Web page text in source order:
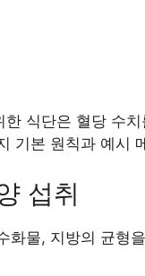
식단은 혈당 수
기본 원칙과 예시
섭취
화물, 지방의 균형